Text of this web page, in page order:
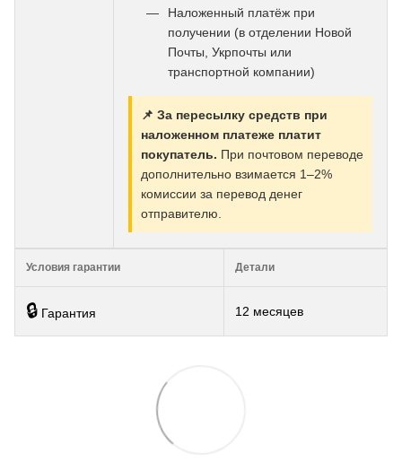
Наложенный платёж при
получении (в отделении Новой
Почты, Укрпочты или
транспортной компании)
📌 За пересылку средств при
наложенном платеже платит
покупатель. При почтовом переводе
дополнительно взимается 1–2%
комиссии за перевод денег
отправителю.
Условия гарантии Детали
🔒 Гарантия 12 месяцев